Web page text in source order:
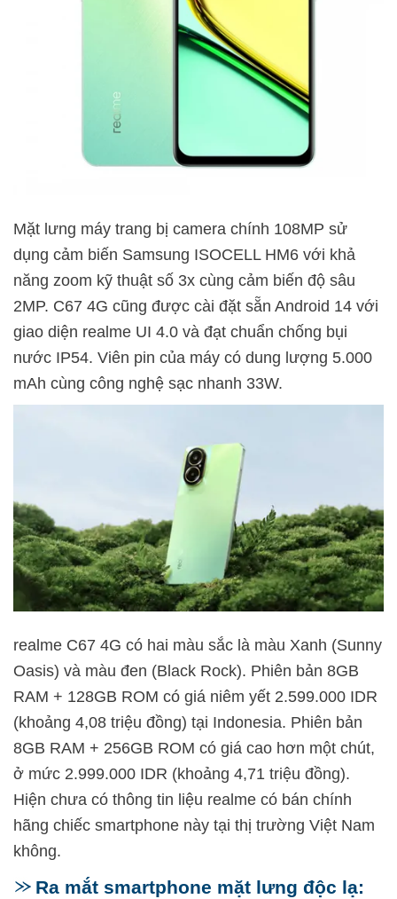
Mặt lưng máy trang bị camera chính 108MP sử
dụng cảm biến Samsung ISOCELL HM6 với khả
năng zoom kỹ thuật số 3x cùng cảm biến độ sâu
2MP. C67 4G cũng được cài đặt sẵn Android 14 với
giao diện realme UI 4.0 và đạt chuẩn chống bụi
nước IP54. Viên pin của máy có dung lượng 5.000
mAh cùng công nghệ sạc nhanh 33W.
realme C67 4G có hai màu sắc là màu Xanh (Sunny
Oasis) và màu đen (Black Rock). Phiên bản 8GB
RAM + 128GB ROM có giá niêm yết 2.599.000 IDR
(khoảng 4,08 triệu đồng) tại Indonesia. Phiên bản
8GB RAM + 256GB ROM có giá cao hơn một chút,
ở mức 2.999.000 IDR (khoảng 4,71 triệu đồng).
Hiện chưa có thông tin liệu realme có bán chính
hãng chiếc smartphone này tại thị trường Việt Nam
không.
Ra mắt smartphone mặt lưng độc lạ: